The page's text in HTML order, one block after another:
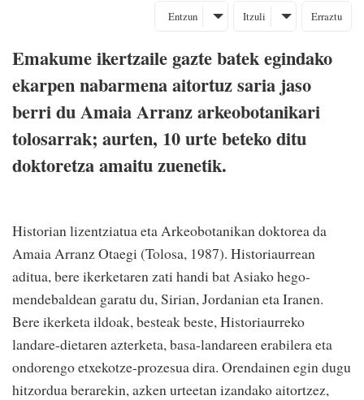
Entzun Itzuli Erraztu
Emakume ikertzaile gazte batek egindako
ekarpen nabarmena aitortuz saria jaso
berri du Amaia Arranz arkeobotanikari
tolosarrak; aurten, 10 urte beteko ditu
doktoretza amaitu zuenetik.
Historian lizentziatua eta Arkeobotanikan doktorea da
Amaia Arranz Otaegi (Tolosa, 1987). Historiaurrean
aditua, bere ikerketaren zati handi bat Asiako hego-
mendebaldean garatu du, Sirian, Jordanian eta Iranen.
Bere ikerketa ildoak, besteak beste, Historiaurreko
landare-dietaren azterketa, basa-landareen erabilera eta
ondorengo etxekotze-prozesua dira. Orendainen egin dugu
hitzordua berarekin, azken urteetan izandako aitortzez,